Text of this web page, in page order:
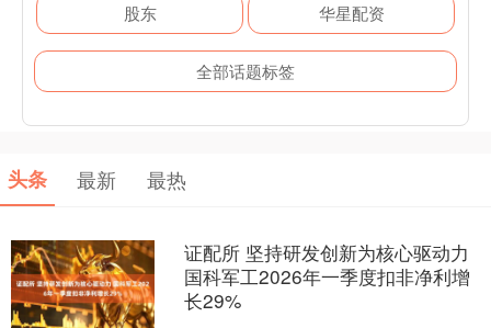
股东 华星配资
全部话题标签
头条 最新 最热
证配所 坚持研发创新为核心驱动力
国科军工2026年一季度扣非净利增
长29%